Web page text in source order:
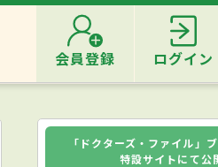
会員登録 ログイン
「ドクターズ・ファイル」
特設サイトにて公